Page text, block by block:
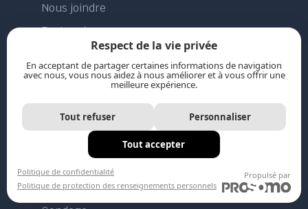
Nous joindre
Partenaires
Achat publicitaire
Restez connectés
Infolettre
Respect de la vie privée
En acceptant de partager certaines informations de navigation
avec nous, vous nous aidez à nous améliorer et à vous offrir une
meilleure expérience.
Tout refuser Personnaliser
Tout accepter
Politique de confidentialité
Politique de protection des renseignements personnels
Propulsé par